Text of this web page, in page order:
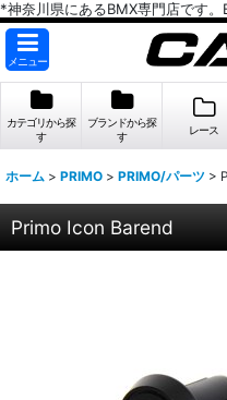
*神奈川県にあるBMX専門店です
メニュー
カテゴリから探
す
ブランドから探
す
レース
ホーム > PRIMO > PRIMO/パーツ >
Primo Icon Barend